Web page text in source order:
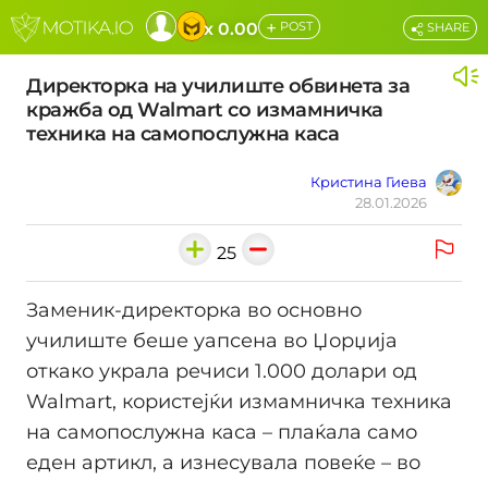
x 0.00 + POST
Директорка на училиште обвинета за
кражба од Walmart со измамничка
техника на самопослужна каса
Кристина Гиева
28.01.2026
SHARE
25
Заменик-директорка во основно
училиште беше уапсена во Џорџија
откако украла речиси 1.000 долари од
Walmart, користејќи измамничка техника
на самопослужна каса – плаќала само
еден артикл, а изнесувала повеќе – во